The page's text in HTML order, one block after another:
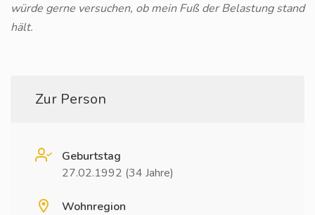
würde gerne versuchen, ob mein Fuß der Belastung stand
hält.
Zur Person
Geburtstag
27.02.1992 (34 Jahre)
Wohnregion